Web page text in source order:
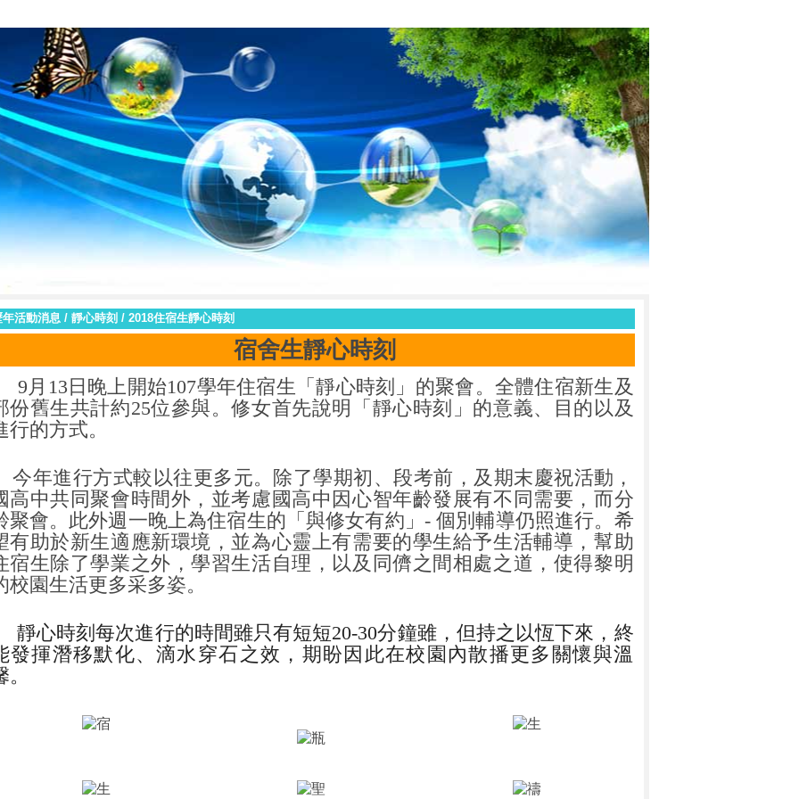
年活動消息/ 靜心時刻 / 2018住宿生靜心時刻
宿舍生靜心時刻
9 月 13 日晚上開始107學年住宿生「靜心時刻」的聚會。全體住宿新生及
份舊生共計約25位參與。修女首先說明「靜心時刻」的意義、目的以及
行的方式。
年進行方式較以往更多元。除了學期初、段考前，及期末慶祝活動，
高中共同聚會時間外，並考慮國高中因心智年齡發展有不同需要，而分
聚會。此外週一晚上為住宿生的「與修女有約」 -個別輔導仍照進行。希
有助於新生適應新環境，並為心靈上有需要的學生給予生活輔導，幫助
宿生除了學業之外，學習生活自理，以及同儕之間相處之道，使得黎明
校園生活更多采多姿。
靜心時刻每次進行的時間雖只有短短20-30分鐘雖，但持之以恆下來，終
發揮潛移默化、滴水穿石之效，期盼因此在校園內散播更多關懷與溫